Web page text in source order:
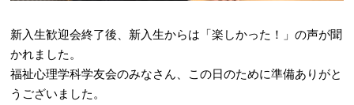
新入生歓迎会終了後、新入生からは「楽しかった！」の声が聞
かれました。
福祉心理学科学友会のみなさん、この日のために準備ありがと
うございました。